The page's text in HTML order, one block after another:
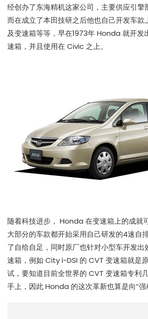
经创办了东海精机这家公司，主要供应引擎
而在成立了本田技研之后他也自己开发车款
及变速箱等等，早在1973年 Honda 就开发
速箱，并且使用在 Civic 之上。
随着科技进步， Honda 在变速箱上的成就
大部分的车款都开始采用自己研发的4速自
了自给自足，同时原厂也针对小型车开发
速箱，例如 City i-DSI 的 CVT 变速箱就是
试，要知道目前全世界的 CVT 变速箱专利
手上，因此 Honda 的这次革新也算是向“强